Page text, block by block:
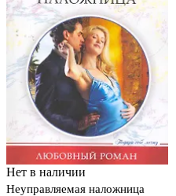
Нет в наличии
Неуправляемая наложница